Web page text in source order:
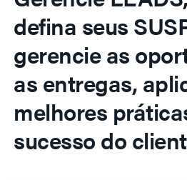
defina seus
gerencie as
as entregas,
melhores
sucesso do